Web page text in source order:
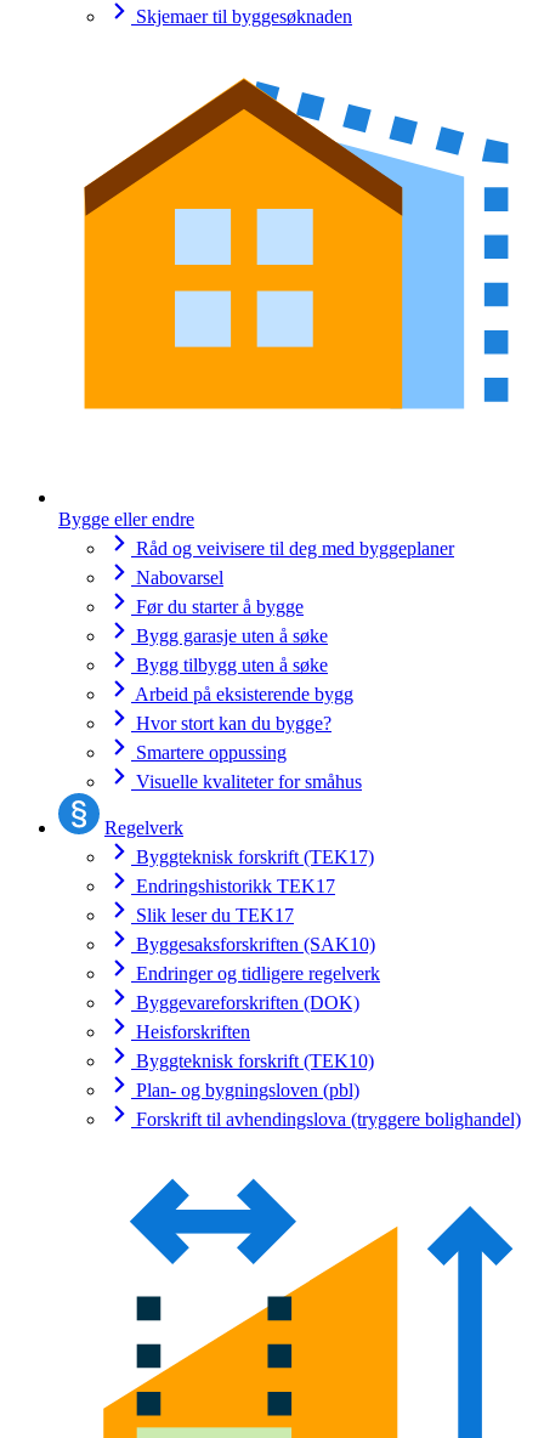
Skjemaer til byggesøknaden
Bygge eller endre
Råd og veivisere til deg med byggeplaner
Nabovarsel
Før du starter å bygge
Bygg garasje uten å søke
Bygg tilbygg uten å søke
Arbeid på eksisterende bygg
Hvor stort kan du bygge?
Smartere oppussing
Visuelle kvaliteter for småhus
Regelverk
Byggteknisk forskrift (TEK17)
Endringshistorikk TEK17
Slik leser du TEK17
Byggesaksforskriften (SAK10)
Endringer og tidligere regelverk
Byggevareforskriften (DOK)
Heisforskriften
Byggteknisk forskrift (TEK10)
Plan- og bygningsloven (pbl)
Forskrift til avhendingslova (tryggere bolighandel)